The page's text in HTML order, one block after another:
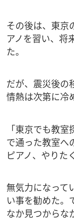
その後は、東京
アノを習い、将
た。
だが、震災後の
情熱は次第に冷
「東京でも教
で通った教室へ
ピアノ、やりた
無気力になって
い事を勧めた。
なか見つからな